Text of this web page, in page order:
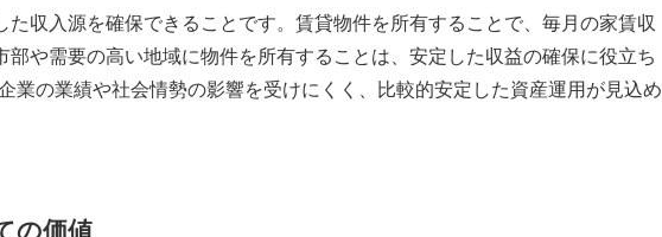
収入源を確保できることです。賃貸物件を所有することで、毎月の家賃収
部や需要の高い地域に物件を所有することは、安定した収益の確保に役立ち
業の業績や社会情勢の影響を受けにくく、比較的安定した資産運用が見込め
の価値